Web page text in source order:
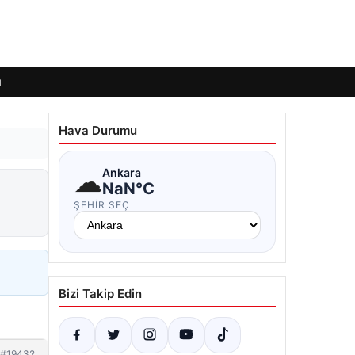
Hava Durumu
☁Ankara
NaN°C
ŞEHIR SEÇ
Bizi Takip Edin